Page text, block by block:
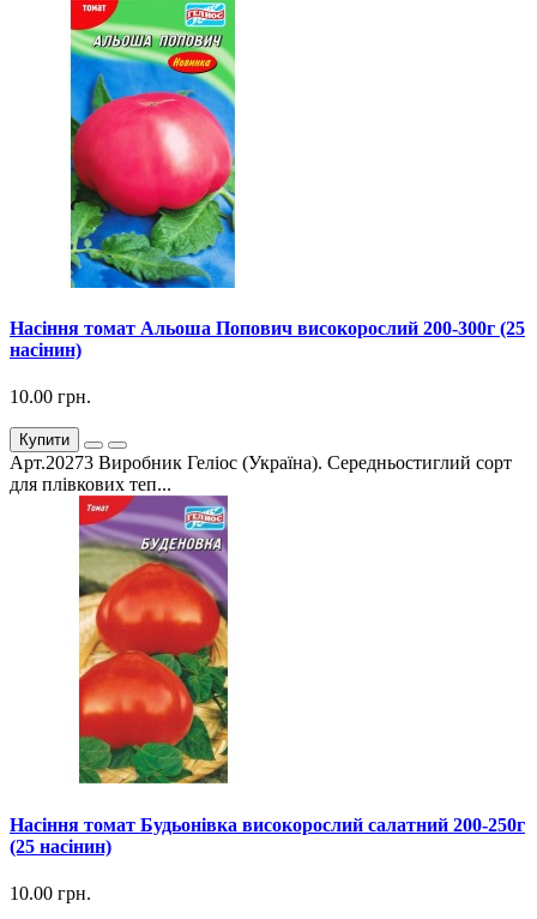
Насіння томат Альоша Попович високорослий 200-300г (25
насінин)
10.00 грн.
Купити
Арт.20273 Виробник Геліос (Україна). Середньостиглий сорт
для плівкових теп...
Насіння томат Будьонівка високорослий салатний 200-250г
(25 насінин)
10.00 грн.